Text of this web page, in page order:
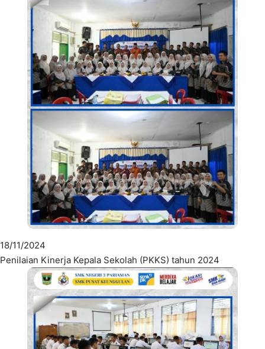
18/11/2024
Penilaian Kinerja Kepala Sekolah (PKKS) tahun 2024